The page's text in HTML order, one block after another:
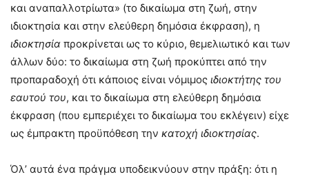
και αναπαλλοτρίωτα» (το δικαίωμα στη ζωή, στην
ιδιοκτησία και στην ελεύθερη δημόσια έκφραση), η
ιδιοκτησία προκρίνεται ως το κύριο, θεμελιωτικό και των
άλλων δύο: το δικαίωμα στη ζωή προκύπτει από την
προπαραδοχή ότι κάποιος είναι νόμιμος ιδιοκτήτης του
εαυτού του, και το δικαίωμα στη ελεύθερη δημόσια
έκφραση (που εμπεριέχει το δικαίωμα του εκλέγειν) είχε
ως έμπρακτη προϋπόθεση την κατοχή ιδιοκτησίας.
Όλ’ αυτά ένα πράγμα υποδεικνύουν στην πράξη: ότι η